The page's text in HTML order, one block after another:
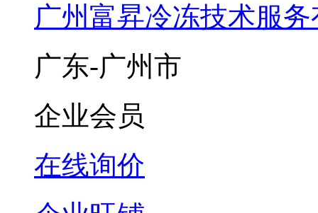
广州富昇冷冻技术服
广东-广州市
企业会员
在线询价